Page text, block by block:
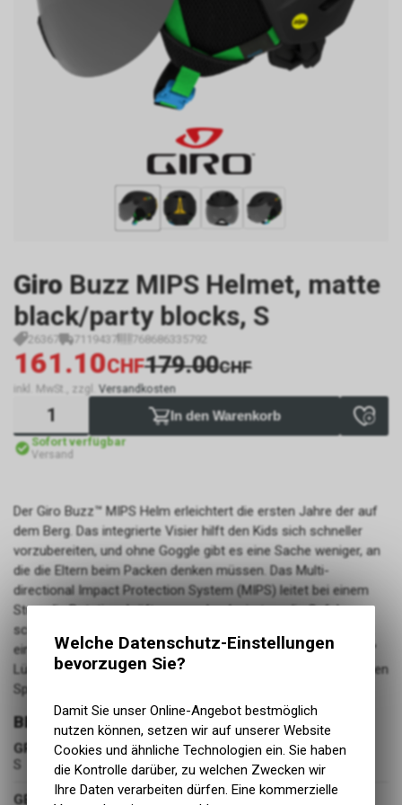
Giro Buzz MIPS Helmet, matte
black/party blocks, S
26367 7119437 768686335792
161.10CHF179.00CHF
inkl. MwSt., zzgl. Versandkosten
In den Warenkorb
Sofort verfügbar
Versand
Der Giro Buzz™ MIPS Helm erleichtert die ersten Jahre der auf
dem Berg. Das integrierte Visier hilft den Kids sich schneller
vorzubereiten, und ohne Goggle gibt es eine Sache weniger, an
die die Eltern beim Packen denken müssen. Das Multi-
directional Impact Protection System (MIPS) leitet bei einem
Sturz die Rotationskräfte um und reduziert so die Gefahr
schwerer Gehirnverletzungen. Das In Form™ Fit System bietet
eine einfache und individuelle Anpassung und die Super Cool™
Lüftungsöffnungen sorgen dafür, dass die Kids bei dem ganzen
Spass nicht überhitzen.
BEKLEIDUNG
GRÖSSE
S
GESCHLECHT
Welche Datenschutz-Einstellungen
bevorzugen Sie?
Damit Sie unser Online-Angebot bestmöglich
nutzen können, setzen wir auf unserer Website
Cookies und ähnliche Technologien ein. Sie haben
die Kontrolle darüber, zu welchen Zwecken wir
Ihre Daten verarbeiten dürfen. Eine kommerzielle